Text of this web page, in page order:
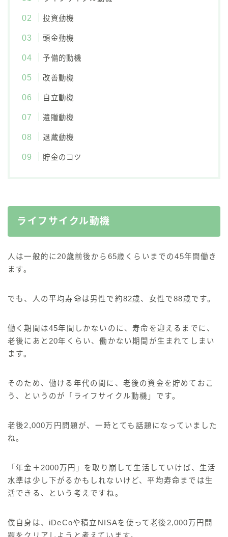
投資動機
頭金動機
予備的動機
改善動機
自立動機
遺贈動機
退蔵動機
貯金のコツ
ライフサイクル動機
人は一般的に20歳前後から65歳くらいまでの45年間働き
ます。
でも、人の平均寿命は男性で約82歳、女性で88歳です。
働く期間は45年間しかないのに、寿命を迎えるまでに、
老後にあと20年くらい、働かない期間が生まれてしまい
ます。
そのため、 働ける年代の間に、老後の資金を貯めておこ
う、というのが「ライフサイクル動機」 です。
老後2,000万円問題 が、一時とても話題になっていました
ね。
「年金＋2000万円」を取り崩して生活していけば、生活
水準は少し下がるかもしれないけど、平均寿命までは生
活できる 、という考えですね。
僕自身は、 iDeCoや積立NISAを使って老後2,000万円問
題をクリアしようと考えています。